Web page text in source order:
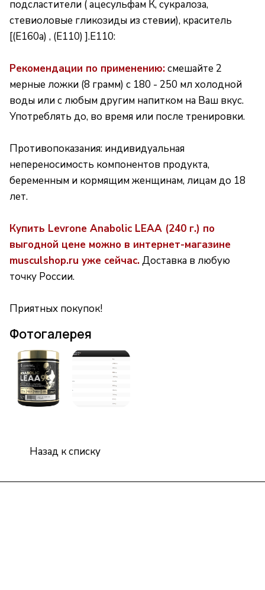
подсластители ( ацесульфам К, сукралоза,
стевиоловые гликозиды из стевии), краситель
[(E160a) , (E110) ].E110:
Рекомендации по применению:смешайте 2
мерные ложки (8 грамм) с 180 - 250 мл холодной
воды или с любым другим напитком на Ваш вкус.
Употреблять до, во время или после тренировки.
Противопоказания: индивидуальная
непереносимость компонентов продукта,
беременным и кормящим женщинам, лицам до 18
лет.
Купить Levrone Anabolic LEAA (240 г.) по
выгодной цене можно в интернет-магазине
musculshop.ru уже сейчас.Доставка в любую
точку России.
Приятных покупок!
Фотогалерея
Назад к списку